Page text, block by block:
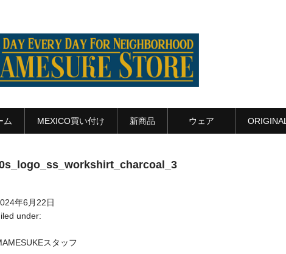
ム MEXICO買い付け 新商品 ウェア ORIGINAL
年6月22日
under:
スタッフ